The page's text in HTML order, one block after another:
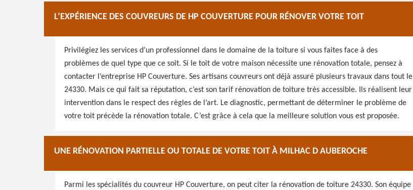
L’EXPÉRIENCE DES COUVREURS DE HP COUVERTURE POUR RÉNOVER VOTRE TOIT
Privilégiez les services d’un professionnel dans le domaine de la toiture si vous faites face à des
problèmes de quel type que ce soit. Si le toit de votre maison nécessite une rénovation totale, pensez à
contacter l’entreprise HP Couverture. Ses artisans couvreurs ont déjà assuré plusieurs travaux dans tout le
24330. Mais ce qui fait sa réputation, c’est son tarif rénovation de toiture très accessible. Ils réalisent leur
intervention dans le respect des règles de l’art. Le diagnostic, permettant de déterminer le problème de
votre toit précède la rénovation totale. C’est grâce à cela que la meilleure solution vous est proposée.
UNE RÉNOVATION PARTIELLE OU TOTALE DE VOTRE TOIT À MILHAC D AUBEROCHE
Parmi les spécialités du couvreur HP Couverture, on peut citer la rénovation de toiture 24330. Son équipe